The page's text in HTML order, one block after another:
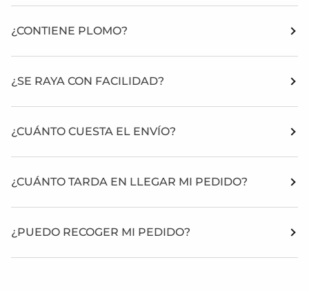
¿CONTIENE PLOMO?
¿SE RAYA CON FACILIDAD?
¿CUÁNTO CUESTA EL ENVÍO?
¿CUÁNTO TARDA EN LLEGAR MI PEDIDO?
¿PUEDO RECOGER MI PEDIDO?